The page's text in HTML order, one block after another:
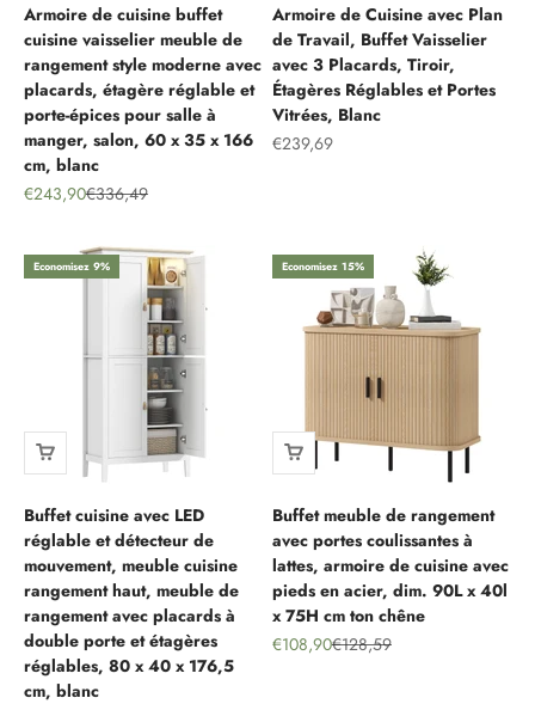
Armoire de cuisine buffet
cuisine vaisselier meuble de
rangement style moderne avec
placards, étagère réglable et
porte-épices pour salle à
manger, salon, 60 x 35 x 166
cm, blanc
Prix de vente
€243,90Prix normal
€336,49
Armoire de Cuisine avec Plan
de Travail, Buffet Vaisselier
avec 3 Placards, Tiroir,
Étagères Réglables et Portes
Vitrées, Blanc
Prix de vente
€239,69
Economisez 9%
Buffet cuisine avec LED
réglable et détecteur de
mouvement, meuble cuisine
rangement haut, meuble de
rangement avec placards à
double porte et étagères
réglables, 80 x 40 x 176,5
cm, blanc
Economisez 15%
Buffet meuble de rangement
avec portes coulissantes à
lattes, armoire de cuisine avec
pieds en acier, dim. 90L x 40l
x 75H cm ton chêne
Prix de vente
€108,90Prix normal
€128,59